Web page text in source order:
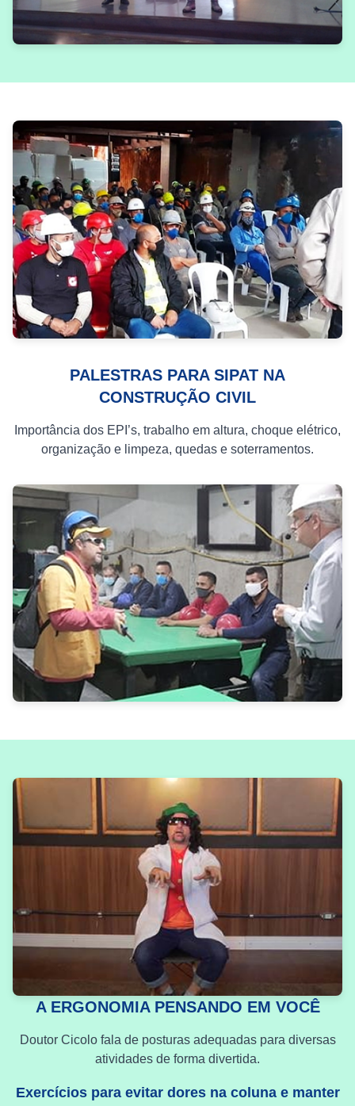
PALESTRAS PARA SIPAT NA
CONSTRUÇÃO CIVIL
Importância dos EPI’s, trabalho em altura, choque elétrico,
organização e limpeza, quedas e soterramentos.
A ERGONOMIA PENSANDO EM VOCÊ
Doutor Cicolo fala de posturas adequadas para diversas
atividades de forma divertida.
Exercícios para evitar dores na coluna e manter